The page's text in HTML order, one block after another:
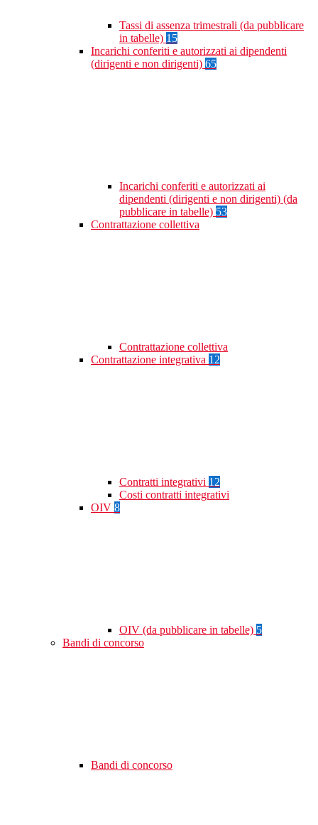
Tassi di assenza trimestrali (da pubblicare
in tabelle) 15
Incarichi conferiti e autorizzati ai dipendenti
(dirigenti e non dirigenti) 65
Incarichi conferiti e autorizzati ai
dipendenti (dirigenti e non dirigenti) (da
pubblicare in tabelle) 53
Contrattazione collettiva
Contrattazione collettiva
Contrattazione integrativa 12
Contratti integrativi 12
Costi contratti integrativi
OIV 8
OIV (da pubblicare in tabelle) 5
Bandi di concorso
Bandi di concorso